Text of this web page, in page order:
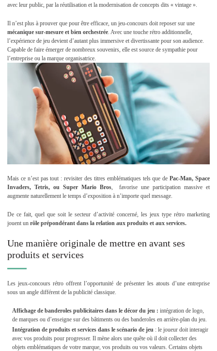
avec leur public, par la réutilisation et la modernisation de concepts dits « vintage ».
Il n’est plus à prouver que pour être efficace, un jeu-concours doit reposer sur une
mécanique sur-mesure et bien orchestrée. Avec une touche rétro additionnelle,
l’expérience de jeu devient d’autant plus immersive et divertissante pour son audience.
Capable de faire émerger de nombreux souvenirs, elle est source de sympathie pour
l’entreprise ou la marque organisatrice.
Mais ce n’est pas tout : revisiter des titres emblématiques tels que dePac-Man, Space
Invaders, Tetris, ou Super Mario Bros, favorise une participation massive et
augmente naturellement le temps d’exposition à n’importe quel message.
De ce fait, quel que soit le secteur d’activité concerné, les jeux type rétro marketing
jouent un rôle prépondérant dans la relation aux produits et aux services.
Une manière originale de mettre en avant ses
produits et services
Les jeux-concours rétro offrent l’opportunité de présenter les atouts d’une entreprise
sous un angle différent de la publicité classique.
Affichage de banderoles publicitaires dans le décor du jeu : intégration de logo,
de marques ou d’enseigne sur des bâtiments ou des banderoles en arrière-plan du jeu.
Intégration de produits et services dans le scénario de jeu : le joueur doit interagir
avec vos produits pour progresser. Il mène alors une quête où il doit collecter des
objets emblématiques de votre marque, vos produits ou vos valeurs. Certains objets